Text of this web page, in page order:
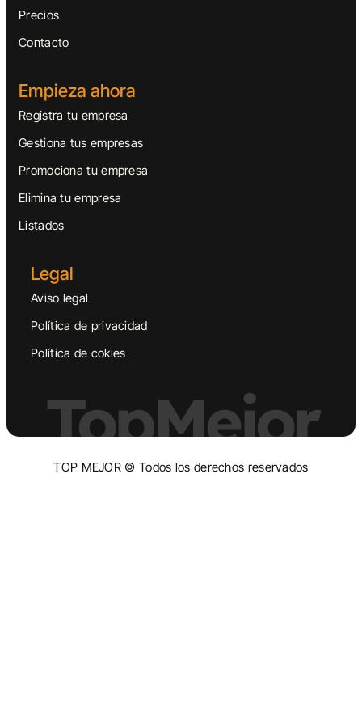
Precios
Contacto
Empieza ahora
Registra tu empresa
Gestiona tus empresas
Promociona tu empresa
Elimina tu empresa
Listados
Legal
Aviso legal
Política de privacidad
Política de cokies
TopMejor
TOP MEJOR © Todos los derechos reservados